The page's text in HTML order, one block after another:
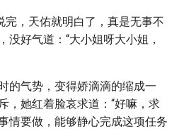
完，天佑就明白了，真是无事不
没好气道：“大小姐呀大小姐，
的气势，变得娇滴滴的缩成一
，她红着脸哀求道：“好嘛，求
情要做，能够静心完成这项任务